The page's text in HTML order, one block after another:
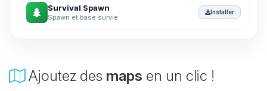
Survival Spawn
Spawn et base survie
Installer
Ajoutez des maps en un clic !